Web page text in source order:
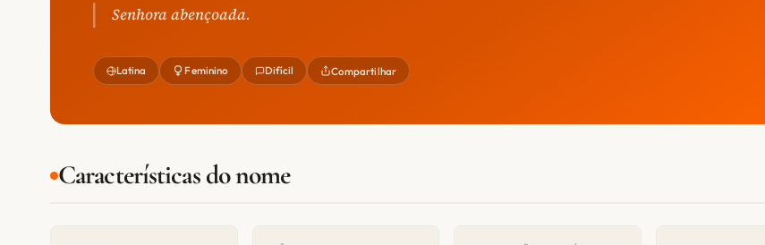
Senhora abençoada.
Latina Feminino Difícil Compartilhar
Características do nome